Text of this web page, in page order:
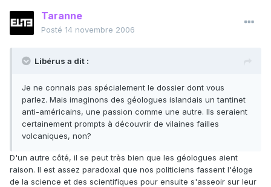
Taranne
Posté 14 novembre 2006
Libérus a dit :
Je ne connais pas spécialement le dossier dont vous
parlez. Mais imaginons des géologues islandais un tantinet
anti-américains, une passion comme une autre. Ils seraient
certainement prompts à découvrir de vilaines failles
volcaniques, non?
D'un autre côté, il se peut très bien que les géologues aient
raison. Il est assez paradoxal que nos politiciens fassent l'éloge
de la science et des scientifiques pour ensuite s'asseoir sur leur